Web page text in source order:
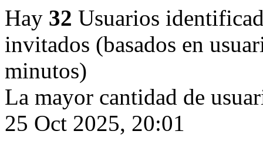
Hay 32 Usuarios
invitados (basados en
minutos)
La mayor cantidad de
25 Oct 2025, 20:01